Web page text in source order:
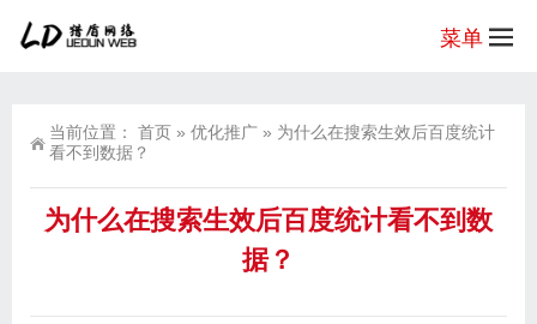
菜单
当前位置： 首页 » 优化推广 » 为什么在搜索生效后百度统计
看不到数据？
为什么在搜索生效后百度统计看不到数
据？